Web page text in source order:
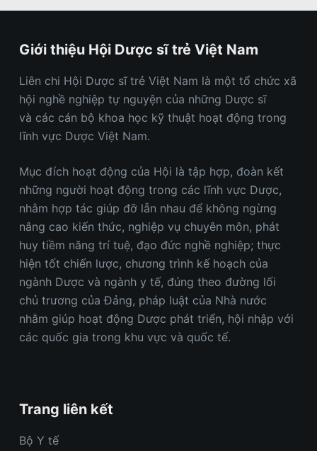
Giới thiệu Hội Dược sĩ trẻ Việt Nam
Liên chi Hội Dược sĩ trẻ Việt Nam là một tổ chức xã
hội nghề nghiệp tự nguyện của những Dược sĩ
và các cán bộ khoa học kỹ thuật hoạt động trong
lĩnh vực Dược Việt Nam.
Mục đích hoạt động của Hội là tập hợp, đoàn kết
những người hoạt động trong các lĩnh vực Dược,
nhằm hợp tác giúp đỡ lẫn nhau để không ngừng
nâng cao kiến thức, nghiệp vụ chuyên môn, phát
huy tiềm năng trí tuệ, đạo đức nghề nghiệp; thực
hiện tốt chiến lược, chương trình kế hoạch của
ngành Dược và ngành y tế, đúng theo đường lối
chủ trương của Đảng, pháp luật của Nhà nước
nhằm giúp hoạt động Dược phát triển, hội nhập với
các quốc gia trong khu vực và quốc tế.
Trang liên kết
Bộ Y tế